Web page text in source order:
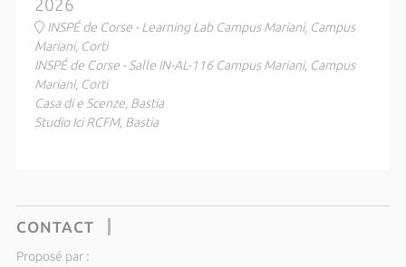
2026
INSPÉ de Corse - Learning Lab Campus Mariani, Campus
Mariani, Corti
INSPÉ de Corse - Salle IN-AL-116 Campus Mariani, Campus
Mariani, Corti
Casa di e Scenze, Bastia
Studio Ici RCFM, Bastia
CONTACT
Proposé par :